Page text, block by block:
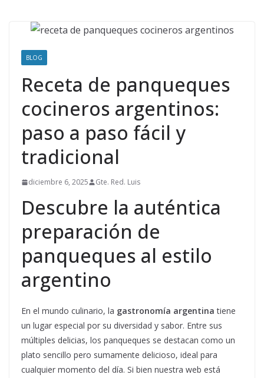
BLOG
Receta de panqueques
cocineros argentinos:
paso a paso fácil y
tradicional
diciembre 6, 2025 Gte. Red. Luis
Descubre la auténtica
preparación de
panqueques al estilo
argentino
En el mundo culinario, la gastronomía argentina tiene
un lugar especial por su diversidad y sabor. Entre sus
múltiples delicias, los panqueques se destacan como un
plato sencillo pero sumamente delicioso, ideal para
cualquier momento del día. Si bien nuestra web está